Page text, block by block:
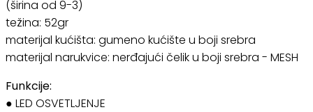
(širina od 9-3)
težina: 52gr
materijal kućišta: gumeno kućište u boji srebra
materijal narukvice: nerđajući čelik u boji srebra - MESH
Funkcije:
● LED OSVETLJENJE